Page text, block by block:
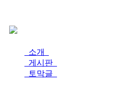
소개
게시판
토막글